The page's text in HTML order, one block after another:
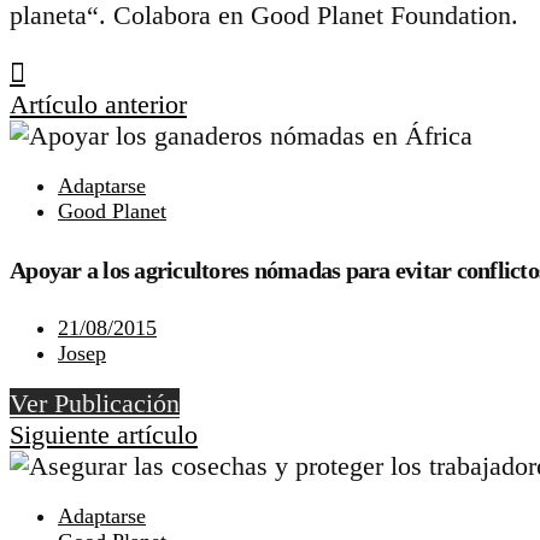
planeta“. Colabora en Good Planet Foundation.
Artículo anterior
Adaptarse
Good Planet
Apoyar a los agricultores nómadas para evitar
21/08/2015
Josep
Ver Publicación
Siguiente artículo
Adaptarse